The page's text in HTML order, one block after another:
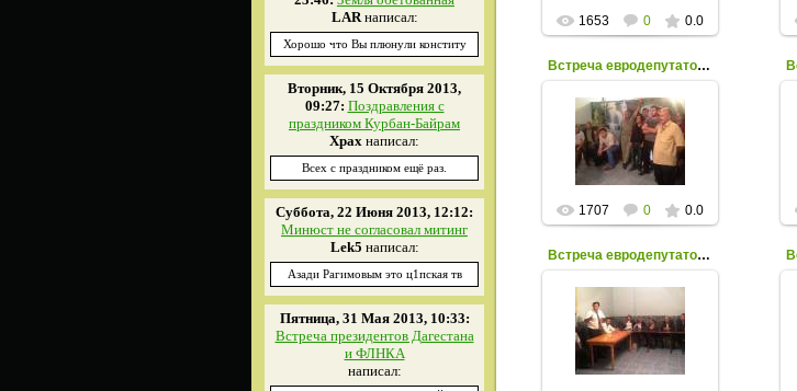
LARнаписал:
Хорошо что Вы плюнули конститу
Вторник, 15 Октября 2013,
09:27: Поздравления с
праздником Курбан-Байрам
Xpax написал:
Всех с праздником ещё раз.
Суббота, 22 Июня 2013, 12:12:
Минюст не согласовал митинг
Lek5 написал:
Азади Рагимовым это ц1пская тв
Пятница, 31 Мая 2013, 10:33:
Встреча президентов Дагестана
и ФЛНКА
написал:
1653 0 0.0
Встреча евродепутатов с храхубинцами - 2
07 Сентября 2013
Xpax
1707 0 0.0
Встреча евродепутатов с храхубинцами - 5
07 Сентября 2013
Xpax